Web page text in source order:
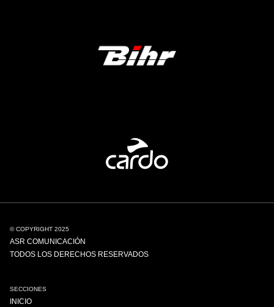
© COPYRIGHT 2025
ASR COMUNICACIÓN
TODOS LOS DERECHOS RESERVADOS
SECCIONES
INICIO